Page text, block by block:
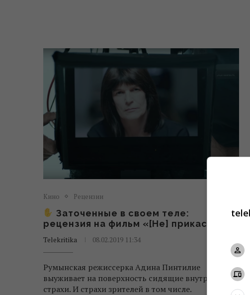
Кино Рецензии
Заточенные в своем теле:
рецензия на фильм «[Не] прикасайся»
Telekritika 08.02.2019 11:34
Румынская режиссерка Адина Пинтилие
выуживает на поверхность сидящие внутри
страхи. И страхи зрителей в том числе.